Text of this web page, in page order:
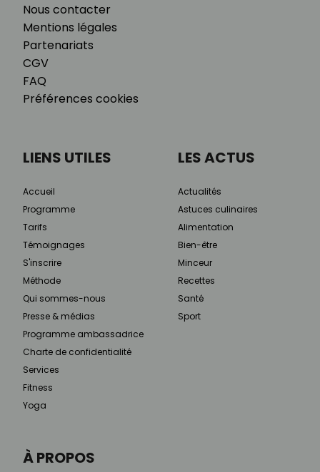
Nous contacter
Mentions légales
Partenariats
CGV
FAQ
Préférences cookies
À PROPOS
LIENS UTILES
Accueil
Programme
Tarifs
Témoignages
S'inscrire
Méthode
Qui sommes-nous
Presse & médias
Programme ambassadrice
Charte de confidentialité
Services
Fitness
Yoga
LES ACTUS
Actualités
Astuces culinaires
Alimentation
Bien-être
Minceur
Recettes
Santé
Sport